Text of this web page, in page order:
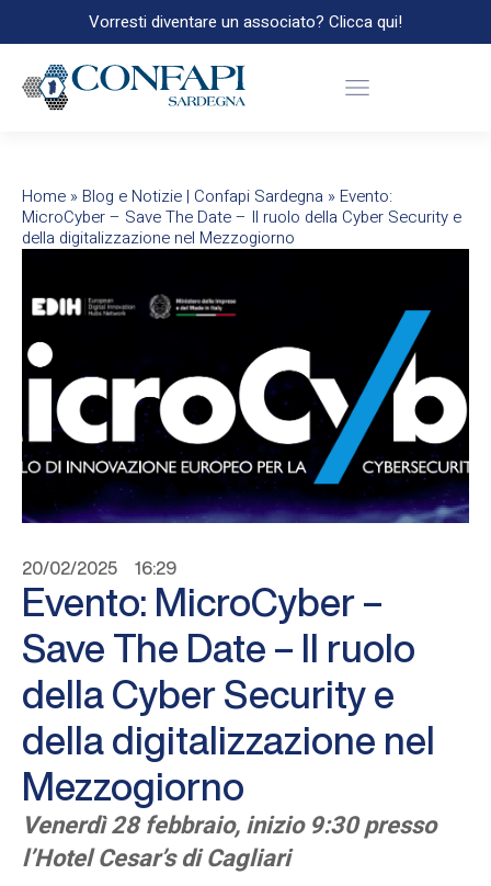
Vorresti diventare un associato? Clicca qui!
Home » Blog e Notizie | Confapi Sardegna » Evento:
MicroCyber – Save The Date – Il ruolo della Cyber Security e
della digitalizzazione nel Mezzogiorno
20/02/2025 16:29
Evento: MicroCyber –
Save The Date – Il ruolo
della Cyber Security e
della digitalizzazione nel
Mezzogiorno
Venerdì 28 febbraio, inizio 9:30 presso
l’Hotel Cesar’s di Cagliari